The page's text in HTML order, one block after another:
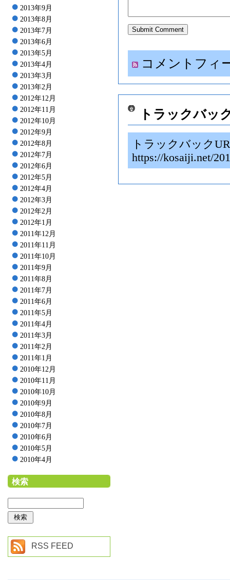
2013年9月
2013年8月
2013年7月
2013年6月
2013年5月
2013年4月
2013年3月
2013年2月
2012年12月
2012年11月
2012年10月
2012年9月
2012年8月
2012年7月
2012年6月
2012年5月
2012年4月
2012年3月
2012年2月
2012年1月
2011年12月
2011年11月
2011年10月
2011年9月
2011年8月
2011年7月
2011年6月
2011年5月
2011年4月
2011年3月
2011年2月
2011年1月
2010年12月
2010年11月
2010年10月
2010年9月
2010年8月
2010年7月
2010年6月
2010年5月
2010年4月
検索
RSS FEED
コメントフィ
トラックバッ
トラックバック
https://kosaiji.net/